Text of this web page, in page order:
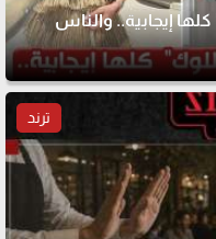
ياسمين يسري: "يلا نفسح اللوك" كلها إيجابية.. والناس
ترند